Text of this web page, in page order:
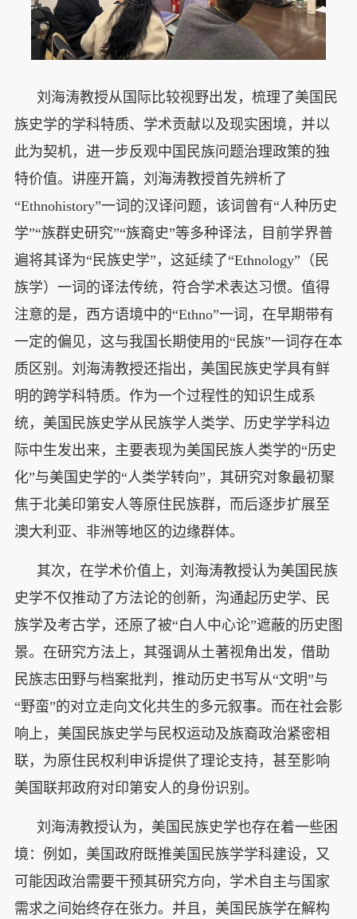
刘海涛教授从国际比较视野出发，梳理了美国民
族史学的学科特质、学术贡献以及现实困境，并以
此为契机，进一步反观中国民族问题治理政策的独
特价值。讲座开篇，刘海涛教授首先辨析了
“Ethnohistory”一词的汉译问题，该词曾有“人种历史
学”“族群史研究”“族裔史”等多种译法，目前学界普
遍将其译为“民族史学”，这延续了“Ethnology”（民
族学）一词的译法传统，符合学术表达习惯。值得
注意的是，西方语境中的“Ethno”一词，在早期带有
一定的偏见，这与我国长期使用的“民族”一词存在本
质区别。刘海涛教授还指出，美国民族史学具有鲜
明的跨学科特质。作为一个过程性的知识生成系
统，美国民族史学从民族学人类学、历史学学科边
际中生发出来，主要表现为美国民族人类学的“历史
化”与美国史学的“人类学转向”，其研究对象最初聚
焦于北美印第安人等原住民族群，而后逐步扩展至
澳大利亚、非洲等地区的边缘群体。
其次，在学术价值上，刘海涛教授认为美国民族
史学不仅推动了方法论的创新，沟通起历史学、民
族学及考古学，还原了被“白人中心论”遮蔽的历史图
景。在研究方法上，其强调从土著视角出发，借助
民族志田野与档案批判，推动历史书写从“文明”与
“野蛮”的对立走向文化共生的多元叙事。而在社会影
响上，美国民族史学与民权运动及族裔政治紧密相
联，为原住民权利申诉提供了理论支持，甚至影响
美国联邦政府对印第安人的身份识别。
刘海涛教授认为，美国民族史学也存在着一些困
境：例如，美国政府既推美国民族学学科建设，又
可能因政治需要干预其研究方向，学术自主与国家
需求之间始终存在张力。并且，美国民族学在解构